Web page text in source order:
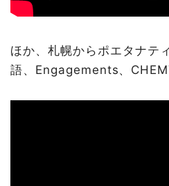
ほか、札幌からポエタナテ
語、Engagements、